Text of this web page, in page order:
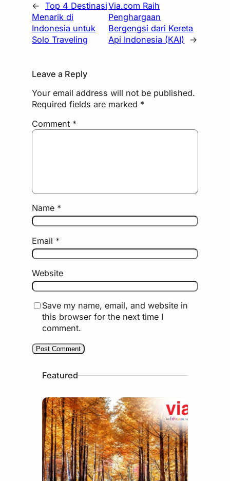
←
Top 4 Destinasi
Menarik di
Indonesia untuk
Solo Traveling
Via.com Raih
Penghargaan
Bergengsi dari Kereta
Api Indonesia (KAI)
→
Leave a Reply
Your email address will not be published.
Required fields are marked *
Comment *
Name *
Email *
Website
Save my name, email, and website in
this browser for the next time I
comment.
Featured